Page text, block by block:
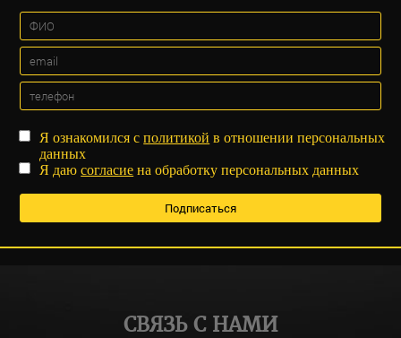
Я ознакомился сполитикой в отношении персональных
данных
Я даюсогласие на обработку персональных данных
СВЯЗЬ С НАМИ